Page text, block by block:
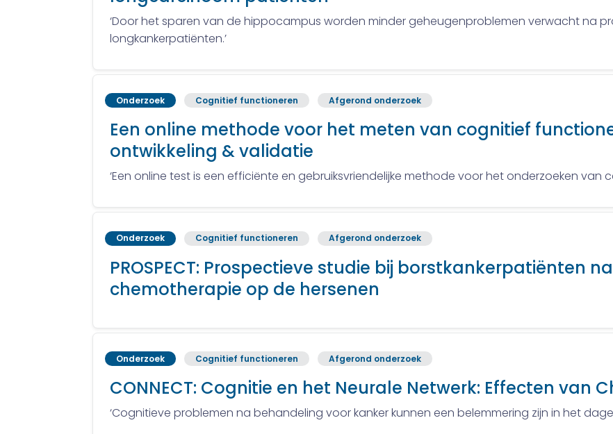
‘Door het sparen van de hippocampus worden minder geheugenproblemen verwacht na
longkankerpatiënten.’
Onderzoek Cognitief functioneren Afgerond onderzoek
Een online methode voor het meten van cognitief
ontwikkeling & validatie
‘Een online test is een efficiënte en gebruiksvriendelijke methode voor het onderzoeken van
Onderzoek Cognitief functioneren Afgerond onderzoek
PROSPECT: Prospectieve studie bij borstkankerpatiënten
chemotherapie op de hersenen
Onderzoek Cognitief functioneren Afgerond onderzoek
CONNECT: Cognitie en het Neurale Netwerk: Effecten van
‘Cognitieve problemen na behandeling voor kanker kunnen een belemmering zijn in het